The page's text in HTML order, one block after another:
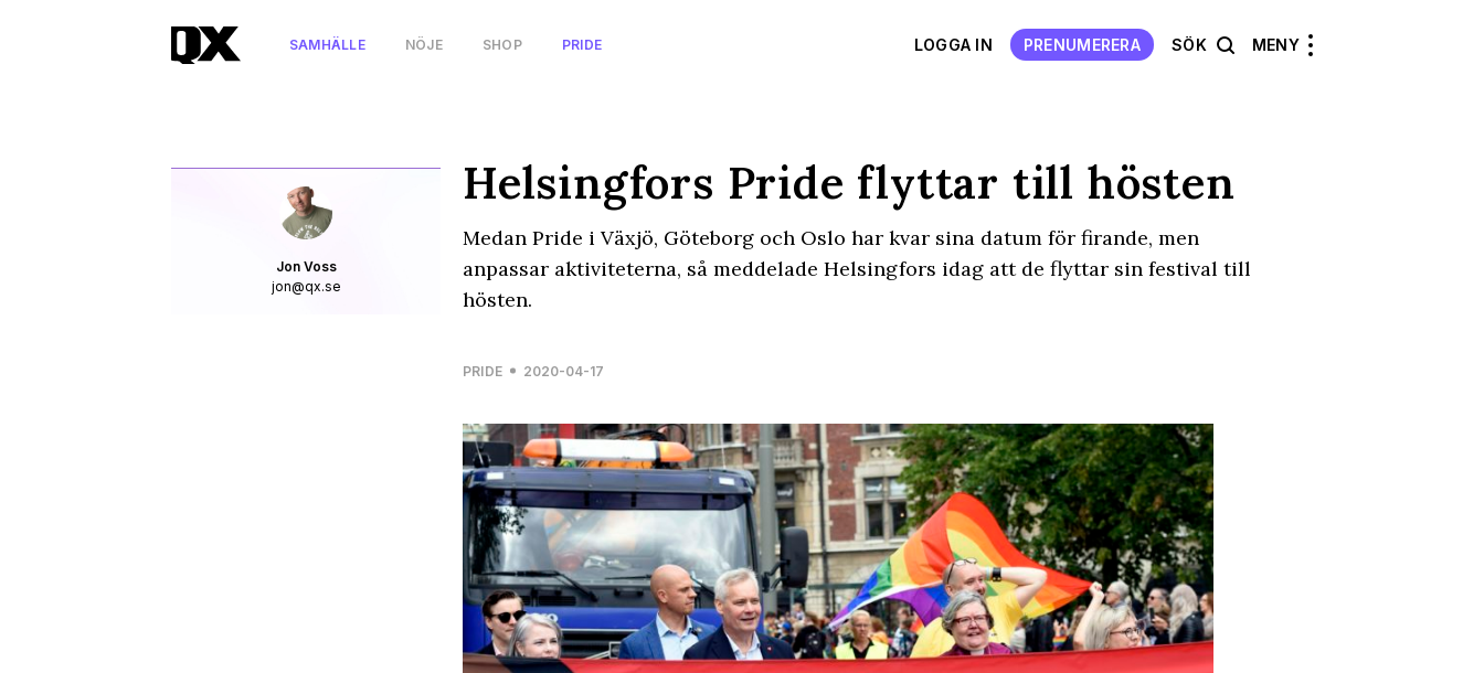
SAMHÄLLE NÖJE SHOP PRIDE LOGGA IN PRENUMERERA SÖK MENY
Jon Voss
jon@qx.se
Helsingfors Pride flyttar till hösten
Medan Pride i Växjö, Göteborg och Oslo har kvar sina datum för firande, men
anpassar aktiviteterna, så meddelade Helsingfors idag att de flyttar sin festival till
hösten.
PRIDE 2020-04-17